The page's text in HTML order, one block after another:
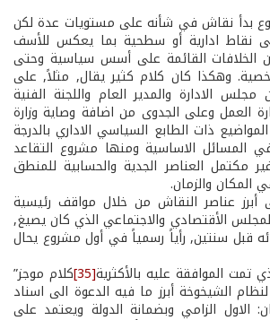
بدأ نقاش في شأنه على مستويات عدة لكن
نقاط ادارية أو سطحية بما يعكس للأسف
الخلافات القائمة على أسس سياسية وحتى
وهكذا كان كلام كثير يقال, مثلاً, على
الادارة والمدير العام واللجنة الفنية
العمل وعلى الجدوى من اضافة وصاية وزارة
ذات الطابع السياسي الاداري بالدرجة
المسائل الاساسية ومنها مشروع التقاعد
مكتمل العناصر الجدية والحسابية للمنطق
المكان والزمان.
عناصر النقاش من خلال مواقف رئيسية
الأقتصادي والاجتماعي الذي كان يصيغ,
قبل سنتين, رأياً رسمياً في أول مشروع يحال
الموافقة عليه بالأكثرية[35] كلام موجز”
الشيخوخة أبرز ما فيه الدعوة الى اسناد
الاول الزامي وبضمانة الدولة ويعتمد على